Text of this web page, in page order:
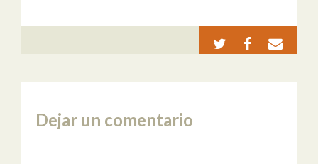
Dejar un comentario